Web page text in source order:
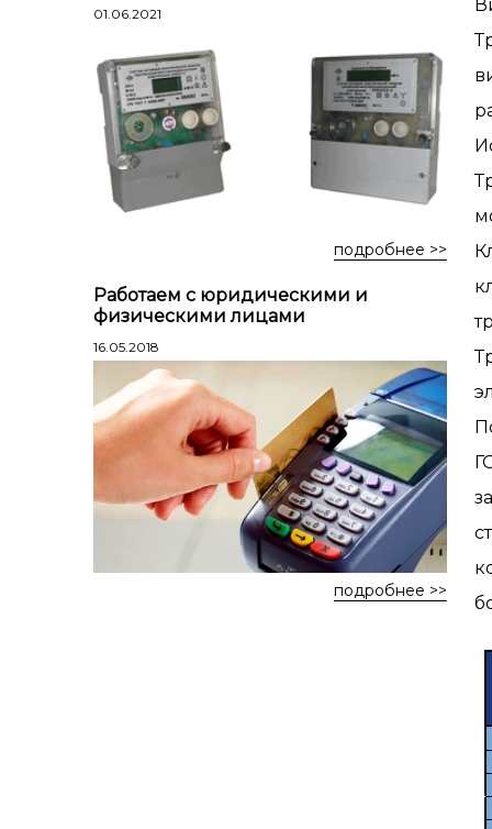
Стремянки алюминиевые
Стремянки двухсторонние
алюминиевые
Стремянки стальные
Стремянки двухсторонние стальные
01.06.2021
подробнее >>
Работаем с юридическими и
физическими лицами
16.05.2018
подробнее >>